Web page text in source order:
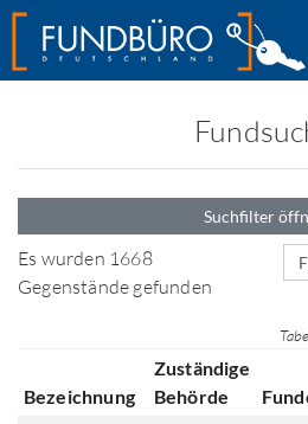
Suchfilter
Es wurden 1668
Gegenstände gefunden
Bezeichnung
Zuständige
Behörde